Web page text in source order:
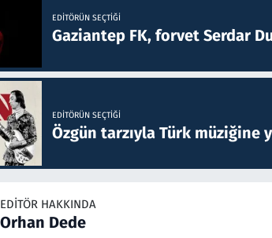
EDITÖRÜN SEÇTIĞI
Gaziantep FK, forvet Serdar
EDITÖRÜN SEÇTIĞI
Özgün tarzıyla Türk müziğine
EDITÖR HAKKINDA
Orhan Dede